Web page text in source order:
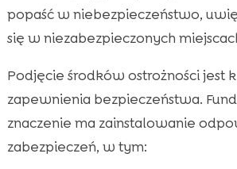
popaść w niebezpieczeństwo,
się w niezabezpieczonych
Podjęcie środków ostrożności jest
zapewnienia bezpieczeństwa.
znaczenie ma zainstalowanie
zabezpieczeń, w tym: